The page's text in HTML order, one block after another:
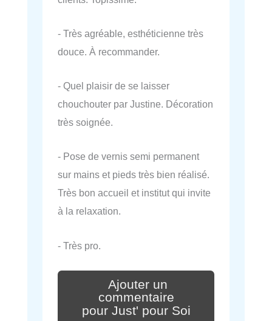
- Très agréable, esthéticienne très
douce. À recommander.
- Quel plaisir de se laisser
chouchouter par Justine. Décoration
très soignée.
- Pose de vernis semi permanent
sur mains et pieds très bien réalisé.
Très bon accueil et institut qui invite
à la relaxation.
- Très pro.
Ajouter un
commentaire
pour Just' pour Soi